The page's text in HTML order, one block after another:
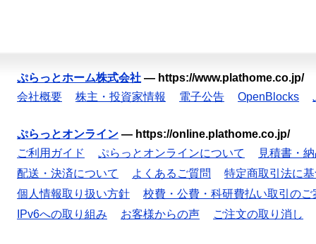
ぷらっとホーム株式会社 — https://www.plathome.co.jp/
会社概要
株主・投資家情報 電子公告 OpenBlocks
ぷらっとオンライン — https://online.plathome.co.jp/
ご利用ガイド
ぷらっとオンラインについて
見積書・
配送・決済について
よくあるご質問
特定商取引法に
個人情報取り扱い方針
校費・公費・科研費払い取引のご
IPv6への取り組み
お客様からの声 ご注文の取り消し